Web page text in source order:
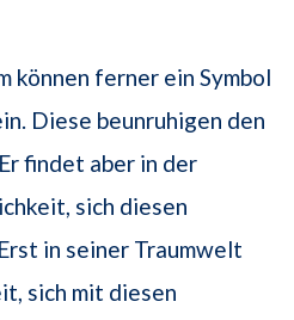
können ferner ein Symbol
Diese beunruhigen den
findet aber in der
sich diesen
in seiner Traumwelt
sich mit diesen